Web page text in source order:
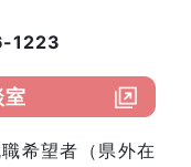
1223
室
希望者（県外在